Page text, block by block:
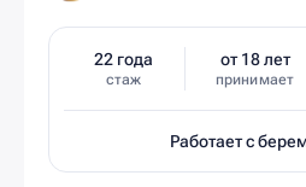
22 года
стаж
от 18 лет
принимает
Работает с